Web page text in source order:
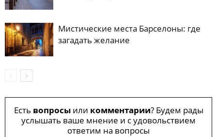
Мистические места Барселоны: где
загадать желание
Есть вопросыили комментарии? Будем рады
услышать ваше мнение и с удовольствием
ответим на вопросы